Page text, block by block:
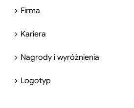
Firma
Kariera
Nagrody i wyróżnienia
Logotyp